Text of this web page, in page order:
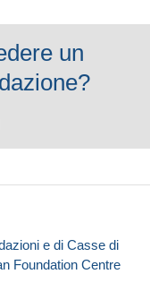
un
e di Casse di
Foundation Centre